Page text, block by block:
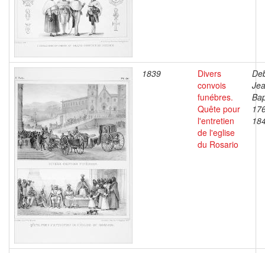
1839
Divers
convois
funébres.
Quête pour
l'entretien
de l'eglise
du Rosario